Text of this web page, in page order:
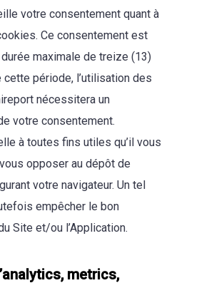
votre consentement quant à
Ce consentement est
maximale de treize (13)
période, l’utilisation des
nécessitera un
votre consentement.
à toutes fins utiles qu’il vous
opposer au dépôt de
votre navigateur. Un tel
empêcher le bon
Site et/ou l’Application.
metrics,